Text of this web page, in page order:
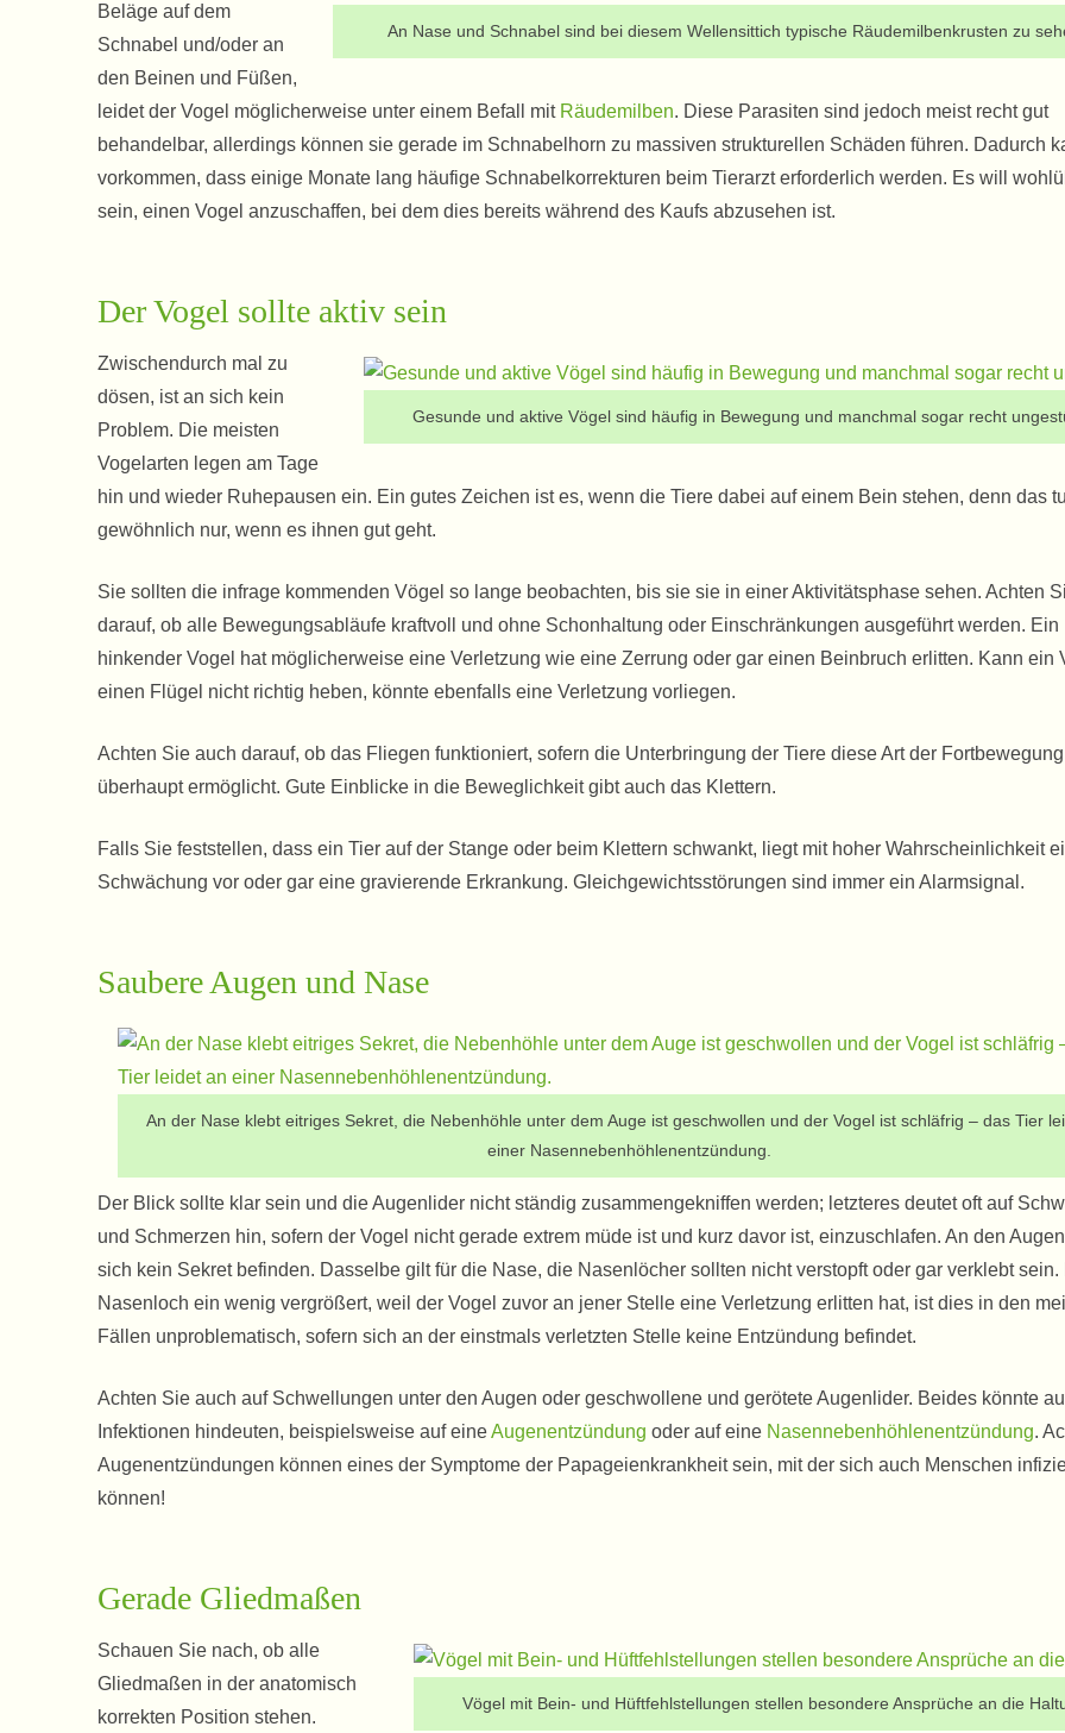
An Nase und Schnabel sind bei diesem Wellensittich typische Räudemilbenkrusten zu
Beläge auf dem
Schnabel und/oder an
den Beinen und Füßen,
leidet der Vogel möglicherweise unter einem Befall mit Räudemilben. Diese Parasiten sind jedoch meist recht gut
behandelbar, allerdings können sie gerade im Schnabelhorn zu massiven strukturellen Schäden führen. Dadurch
vorkommen, dass einige Monate lang häufige Schnabelkorrekturen beim Tierarzt erforderlich werden. Es will
sein, einen Vogel anzuschaffen, bei dem dies bereits während des Kaufs abzusehen ist.
Der Vogel sollte aktiv sein
Gesunde und aktive Vögel sind häufig in Bewegung und manchmal sogar recht
Zwischendurch mal zu
dösen, ist an sich kein
Problem. Die meisten
Vogelarten legen am Tage
hin und wieder Ruhepausen ein. Ein gutes Zeichen ist es, wenn die Tiere dabei auf einem Bein stehen, denn das
gewöhnlich nur, wenn es ihnen gut geht.
Sie sollten die infrage kommenden Vögel so lange beobachten, bis sie sie in einer Aktivitätsphase sehen. Achten
darauf, ob alle Bewegungsabläufe kraftvoll und ohne Schonhaltung oder Einschränkungen ausgeführt werden. Ein
hinkender Vogel hat möglicherweise eine Verletzung wie eine Zerrung oder gar einen Beinbruch erlitten. Kann ein
einen Flügel nicht richtig heben, könnte ebenfalls eine Verletzung vorliegen.
Achten Sie auch darauf, ob das Fliegen funktioniert, sofern die Unterbringung der Tiere diese Art der Fortbewegung
überhaupt ermöglicht. Gute Einblicke in die Beweglichkeit gibt auch das Klettern.
Falls Sie feststellen, dass ein Tier auf der Stange oder beim Klettern schwankt, liegt mit hoher Wahrscheinlichkeit
Schwächung vor oder gar eine gravierende Erkrankung. Gleichgewichtsstörungen sind immer ein Alarmsignal.
Saubere Augen und Nase
An der Nase klebt eitriges Sekret, die Nebenhöhle unter dem Auge ist geschwollen und der Vogel ist schläfrig – das Tier
einer Nasennebenhöhlenentzündung.
Der Blick sollte klar sein und die Augenlider nicht ständig zusammengekniffen werden; letzteres deutet oft auf
und Schmerzen hin, sofern der Vogel nicht gerade extrem müde ist und kurz davor ist, einzuschlafen. An den
sich kein Sekret befinden. Dasselbe gilt für die Nase, die Nasenlöcher sollten nicht verstopft oder gar verklebt sein.
Nasenloch ein wenig vergrößert, weil der Vogel zuvor an jener Stelle eine Verletzung erlitten hat, ist dies in den
Fällen unproblematisch, sofern sich an der einstmals verletzten Stelle keine Entzündung befindet.
Achten Sie auch auf Schwellungen unter den Augen oder geschwollene und gerötete Augenlider. Beides könnte
Infektionen hindeuten, beispielsweise auf eineAugenentzündung oder auf eine Nasennebenhöhlenentzündung.
Augenentzündungen können eines der Symptome der Papageienkrankheit sein, mit der sich auch Menschen
können!
Gerade Gliedmaßen
Vögel mit Bein- und Hüftfehlstellungen stellen besondere Ansprüche an die
Schauen Sie nach, ob alle
Gliedmaßen in der anatomisch
korrekten Position stehen.